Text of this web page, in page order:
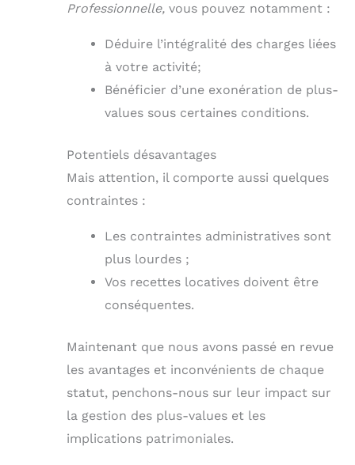
Professionnelle, vous pouvez notamment :
Déduire l’intégralité des charges liées
à votre activité;
Bénéficier d’une exonération de plus-
values sous certaines conditions.
Potentiels désavantages
Mais attention, il comporte aussi quelques
contraintes :
Les contraintes administratives sont
plus lourdes ;
Vos recettes locatives doivent être
conséquentes.
Maintenant que nous avons passé en revue
les avantages et inconvénients de chaque
statut, penchons-nous sur leur impact sur
la gestion des plus-values et les
implications patrimoniales.